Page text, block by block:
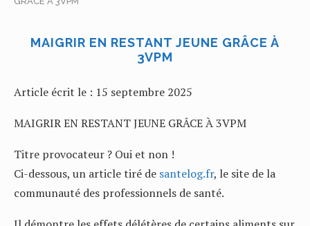
MAIGRIR EN RESTANT JEUNE GRÂCE À
3VPM
Article écrit le : 15 septembre 2025
MAIGRIR EN RESTANT JEUNE GRÂCE À 3VPM
Titre provocateur ? Oui et non !
Ci-dessous, un article tiré de santelog.fr, le site de la
communauté des professionnels de santé.